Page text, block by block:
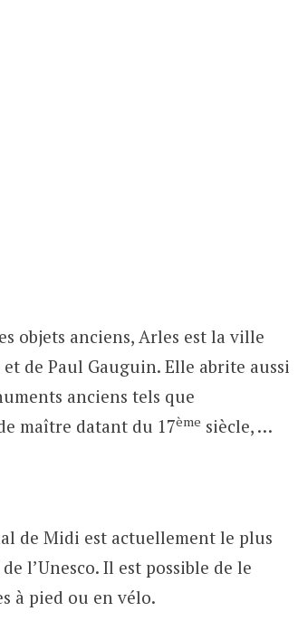
objets anciens, Arles est la ville
de Paul Gauguin. Elle abrite aussi
anciens tels que
maître datant du 17ème siècle, …
de Midi est actuellement le plus
l’Unesco. Il est possible de le
à pied ou en vélo.